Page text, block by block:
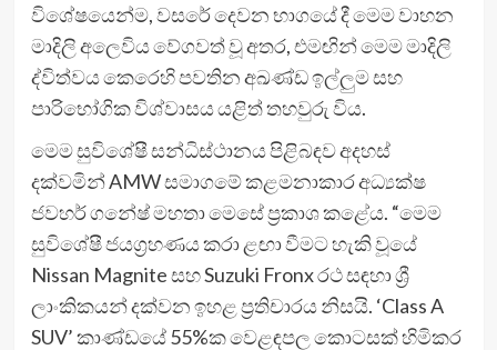
විශේෂයෙන්ම, වසරේ දෙවන භාගයේ දී මෙම වාහන
මාදිලි අලෙවිය වේගවත් වූ අතර, එමඟින් මෙම මාදිලි
ද්විත්වය කෙරෙහි පවතින අඛණ්ඩ ඉල්ලුම සහ
පාරිභෝගික විශ්වාසය යළිත් තහවුරු විය.
මෙම සුවිශේෂී සන්ධිස්ථානය පිළිබඳව අදහස්
දක්වමින් AMW සමාගමේ කළමනාකාර අධ්‍යක්ෂ
ජවහර් ගනේෂ් මහතා මෙසේ ප්‍රකාශ කළේය. “මෙම
සුවිශේෂී ජයග්‍රහණය කරා ළඟා වීමට හැකි වූයේ
Nissan Magnite සහ Suzuki Fronx රථ සඳහා ශ්‍රී
ලාංකිකයන් දක්වන ඉහළ ප්‍රතිචාරය නිසයි. ‘Class A
SUV’ කාණ්ඩයේ 55%ක වෙළඳපල කොටසක් හිමිකර